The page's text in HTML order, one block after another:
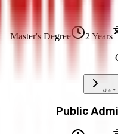
Master's Degree 2 Years
Public